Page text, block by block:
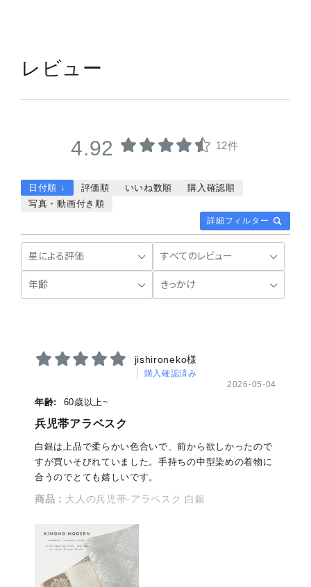
レビュー
4.92 12件
詳細フィルター
日付順 ↓ 評価順 いいね数順
購入確認順
写真・動画付き順
jishironeko様
購入確認済み
2026-05-04
年齢: 60歳以上~
兵児帯アラベスク
白銀は上品で柔らかい色合いで、前から欲しかったので
すが買いそびれていました。手持ちの中型染めの着物に
合うのでとても嬉しいです。
商品： 大人の兵児帯-アラベスク 白銀